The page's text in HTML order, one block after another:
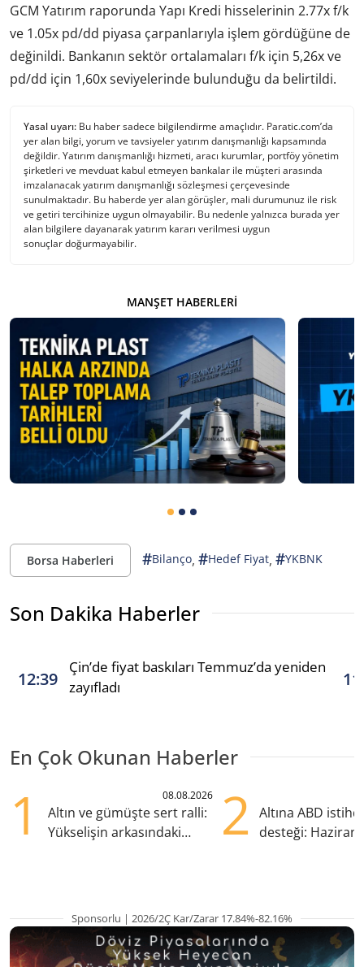
GCM Yatırım raporunda Yapı Kredi hisselerinin 2.77x f/k
ve 1.05x pd/dd piyasa çarpanlarıyla işlem gördüğüne de
değinildi. Bankanın sektör ortalamaları f/k için 5,26x ve
pd/dd için 1,60x seviyelerinde bulunduğu da belirtildi.
Yasal uyarı: Bu haber sadece bilgilendirme amaçlıdır. Paratic.com’da
yer alan bilgi, yorum ve tavsiyeler yatırım danışmanlığı kapsamında
değildir. Yatırım danışmanlığı hizmeti, aracı kurumlar, portföy yönetim
şirketleri ve mevduat kabul etmeyen bankalar ile müşteri arasında
imzalanacak yatırım danışmanlığı sözleşmesi çerçevesinde
sunulmaktadır. Bu haberde yer alan görüşler, mali durumunuz ile risk
ve getiri tercihinize uygun olmayabilir. Bu nedenle yalnızca burada yer
alan bilgilere dayanarak yatırım kararı verilmesi uygun
sonuçlar doğurmayabilir.
MANŞET HABERLERI
Borsa Haberleri #Bilanço, #Hedef Fiyat, #YKBNK
Son Dakika Haberler
12:39
Çin’de fiyat baskıları Temmuz’da yeniden
zayıfladı
En Çok Okunan Haberler
1 08.08.2026
Altın ve gümüşte sert ralli:
Yükselişin arkasındaki
2
Altına ABD
desteği:
Sponsorlu | 2026/2Ç Kar/Zarar 17.84%-82.16%